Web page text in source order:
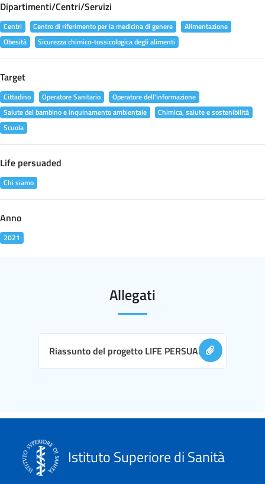
Dipartimenti/Centri/Servizi
Centri Centro di riferimento per la medicina di genere
Alimentazione
Obesità
Sicurezza chimico-tossicologica degli alimenti
Target
Cittadino Operatore Sanitario
Operatore dell'informazione
Salute del bambino e inquinamento ambientale
Chimica, salute e sostenibilità
Scuola
Life persuaded
Chi siamo
Anno
2021
Allegati
Riassunto del progetto LIFE PERSUADED
Istituto Superiore di Sanità